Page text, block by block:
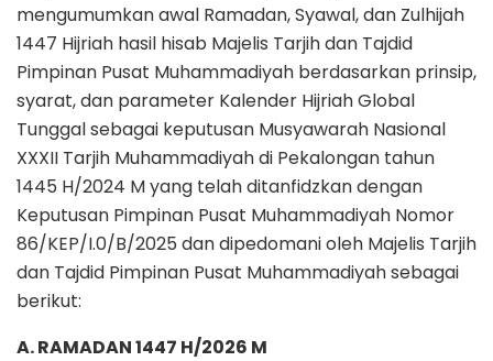
mengumumkan awal Ramadan, Syawal, dan Zulhijah
1447 Hijriah hasil hisab Majelis Tarjih dan Tajdid
Pimpinan Pusat Muhammadiyah berdasarkan prinsip,
syarat, dan parameter Kalender Hijriah Global
Tunggal sebagai keputusan Musyawarah Nasional
XXXII Tarjih Muhammadiyah di Pekalongan tahun
1445 H/2024 M yang telah ditanfidzkan dengan
Keputusan Pimpinan Pusat Muhammadiyah Nomor
86/KEP/I.0/B/2025 dan dipedomani oleh Majelis Tarjih
dan Tajdid Pimpinan Pusat Muhammadiyah sebagai
berikut:
A. RAMADAN 1447 H/2026 M